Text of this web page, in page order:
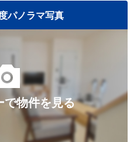
パノラマ写真
物件を見る